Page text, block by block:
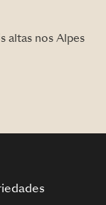
altas nos Alpes